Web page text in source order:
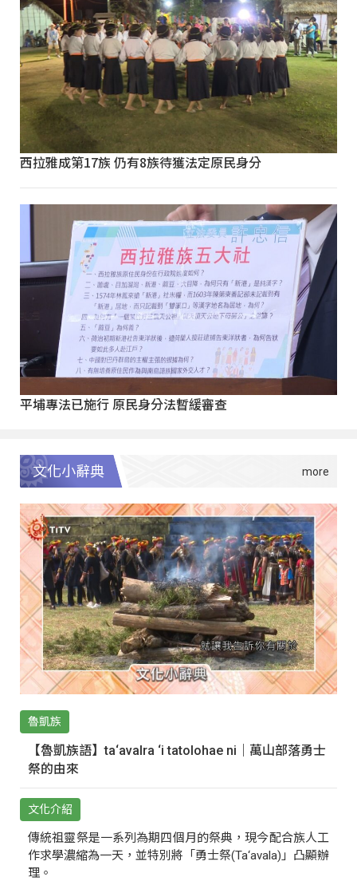
西拉雅成第17族 仍有8族待獲法定原民身分
平埔專法已施行 原民身分法暫緩審查
文化小辭典
魯凱族
【魯凱族語】ta‘avalra ‘i tatolohae ni｜萬山部落勇士
祭的由來
文化介紹
傳統祖靈祭是一系列為期四個月的祭典，現今配合族人工
作求學濃縮為一天，並特別將「勇士祭(Ta‘avala)」凸顯辦
理。